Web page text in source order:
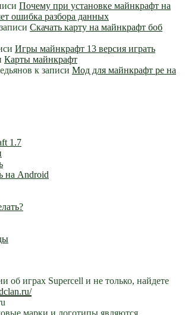
Почему при установке майнкрафт на
ошибка разбора данных
Скачать карту на майнкрафт боб
Игры майнкрафт 13 версия играть
Карты майнкрафт
к записи Мод для майнкрафт pe на
1.7
на Android
об играх Supercell и не только, найдете
марки и логотипы являются